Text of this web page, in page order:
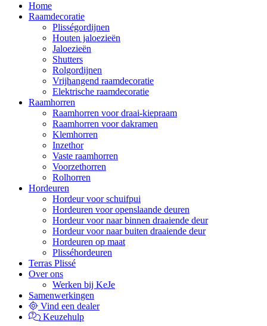
Home
Raamdecoratie
Plisségordijnen
Houten jaloezieën
Jaloezieën
Shutters
Rolgordijnen
Vrijhangend raamdecoratie
Elektrische raamdecoratie
Raamhorren
Raamhorren voor draai-kiepraam
Raamhorren voor dakramen
Klemhorren
Inzethor
Vaste raamhorren
Voorzethorren
Rolhorren
Hordeuren
Hordeur voor schuifpui
Hordeuren voor openslaande deuren
Hordeur voor naar binnen draaiende deur
Hordeur voor naar buiten draaiende deur
Hordeuren op maat
Plisséhordeuren
Terras Plissé
Over ons
Werken bij KeJe
Samenwerkingen
Vind een dealer
Keuzehulp